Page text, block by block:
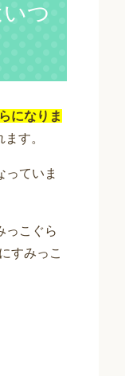
つ
になりま
す。
っていま
っこぐら
すみっこ